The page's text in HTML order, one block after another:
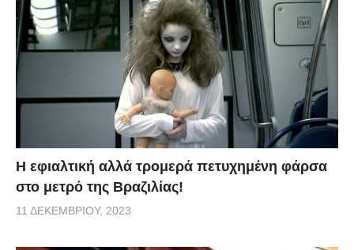
H εφιαλτική αλλά τρομερά πετυχημένη φάρσα
στο μετρό της Βραζιλίας!
11 ΔΕΚΕΜΒΡΊΟΥ, 2023